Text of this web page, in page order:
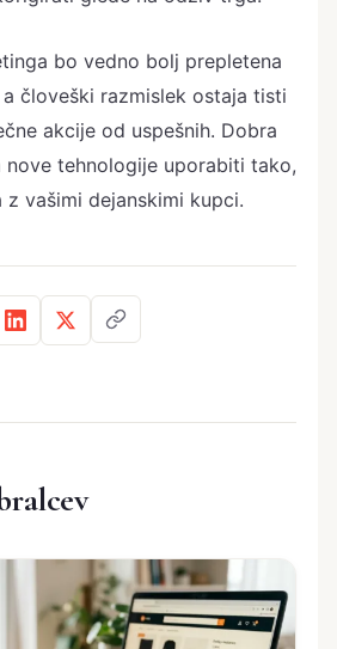
bo vedno bolj prepletena
človeški razmislek ostaja tisti
akcije od uspešnih. Dobra
nove tehnologije uporabiti tako,
vašimi dejanskimi kupci.